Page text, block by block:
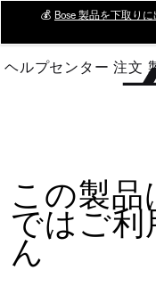
Main
💰 Bose 製品を下取り
ヘルプセンター 注文
この製
ではご
ん